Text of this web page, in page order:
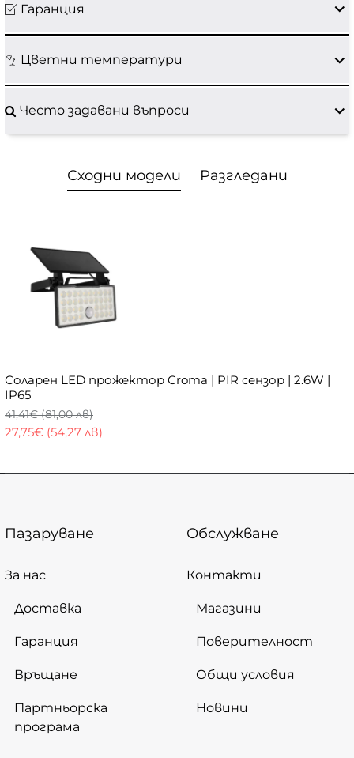
Гаранция
Цветни температури
Често задавани въпроси
Сходни модели Разгледани
Соларен LED прожектор Croma | PIR сензор | 2.6W |
IP65
27,75€ (54,27 лв)
41,41€ (81,00 лв)
Пазаруване
За нас
Доставка
Гаранция
Връщане
Партньорска
програма
Обслужване
Контакти
Магазини
Поверителност
Общи условия
Новини